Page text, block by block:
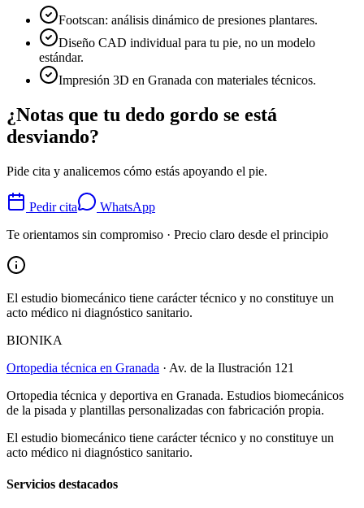
Footscan: análisis dinámico de presiones plantares.
Diseño CAD individual para tu pie, no un modelo
estándar.
Impresión 3D en Granada con materiales técnicos.
¿Notas que tu dedo gordo se está
desviando?
Pide cita y analicemos cómo estás apoyando el pie.
Pedir cita
WhatsApp
Te orientamos sin compromiso · Precio claro desde el principio
El estudio biomecánico tiene carácter técnico y no constituye un
acto médico ni diagnóstico sanitario.
BIONIKA
Ortopedia técnica en Granada · Av. de la Ilustración 121
Ortopedia técnica y deportiva en Granada. Estudios biomecánicos
de la pisada y plantillas personalizadas con fabricación propia.
El estudio biomecánico tiene carácter técnico y no constituye un
acto médico ni diagnóstico sanitario.
Servicios destacados